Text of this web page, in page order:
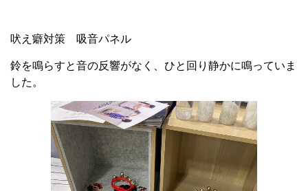
吠え癖対策 吸音パネル
鈴を鳴らすと音の反響がなく、ひと回り静かに鳴っていま
した。